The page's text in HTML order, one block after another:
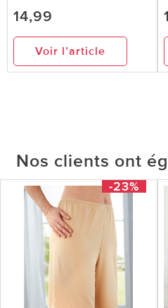
14,99
Voir l’article
Nos clients ont
-23%